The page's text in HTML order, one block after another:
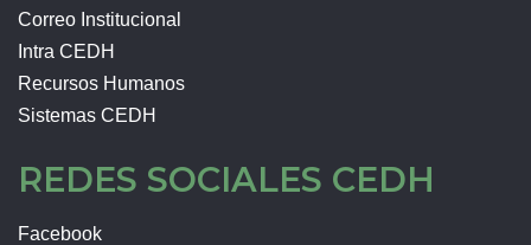
Correo Institucional
Intra CEDH
Recursos Humanos
Sistemas CEDH
REDES SOCIALES CEDH
Facebook